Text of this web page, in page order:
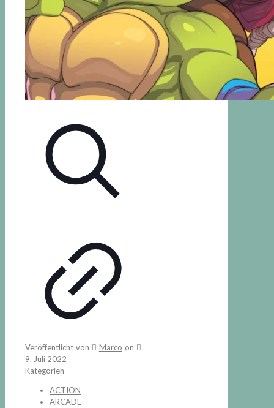
Veröffentlicht von Marco on
9. Juli 2022
Kategorien
ACTION
ARCADE